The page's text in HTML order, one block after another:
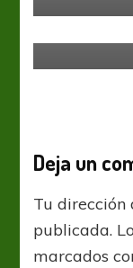
Deja un
Tu dirección
publicada.
marcados